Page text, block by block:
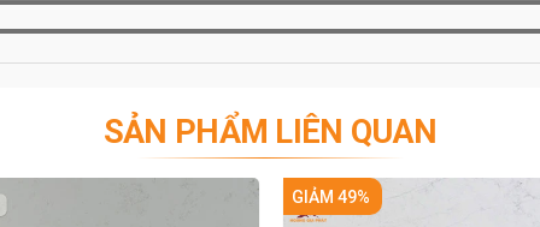
lệ 1:5 để lau vết bẩn thông thường như nước hoa quả,
không gây mòn, có độ pH trung tính (6-8) cùng
mặt đá trước và để xem có bị biến đổi mầu hay giảm
SẢN PHẨM LIÊN QUAN
GIẢM 49%